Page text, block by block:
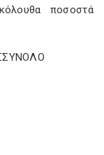
ποσοστά